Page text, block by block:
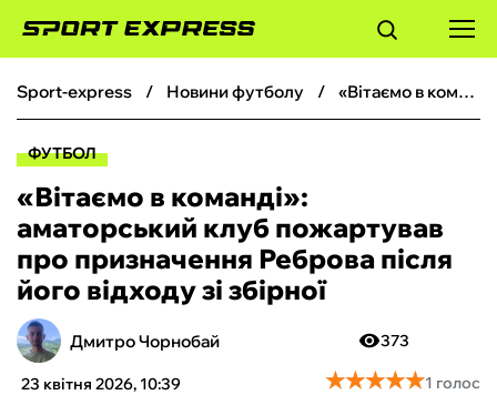
ФУТБОЛ
БОКС
ХОКЕЙ
ТЕНІС
sport-express новини футболу «Вітаємо в команді»: аматорський клуб пожартував про призначення Реброва після його відходу зі збірної
ФУТБОЛ
«Вітаємо в команді»:
аматорський клуб пожартував
про призначення Реброва після
його відходу зі збірної
Дмитро Чорнобай
23 квітня 2026, 10:39
373
★★★★★
★★★★★1 голос